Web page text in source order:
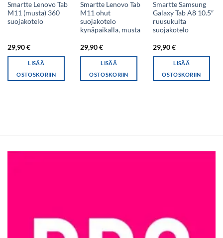
Smartte Lenovo Tab
M11 (musta) 360
suojakotelo
29,90€
LISÄÄ
OSTOSKORIIN
Smartte Lenovo Tab
M11 ohut
suojakotelo
kynäpaikalla, musta
29,90€
LISÄÄ
OSTOSKORIIN
Smartte Samsung
Galaxy Tab A8 10.5″
ruusukulta
suojakotelo
29,90€
LISÄÄ
OSTOSKORIIN